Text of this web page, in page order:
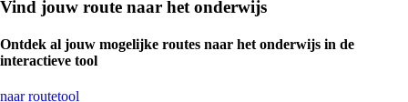
Vind jouw route naar het onderwijs
Ontdek al jouw mogelijke routes naar het onderwijs in de
interactieve tool
naar routetool